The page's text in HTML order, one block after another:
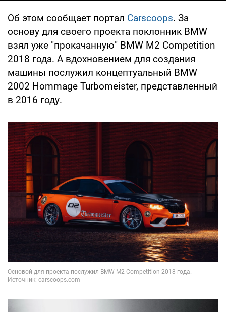
Об этом сообщает портал Carscoops. За
основу для своего проекта поклонник BMW
взял уже "прокачанную" BMW M2 Competition
2018 года. А вдохновением для создания
машины послужил концептуальный BMW
2002 Hommage Turbomeister, представленный
в 2016 году.